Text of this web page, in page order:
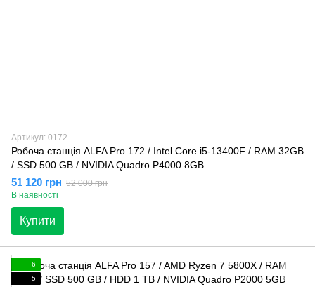
Артикул: 0172
Робоча станція ALFA Pro 172 / Intel Core i5-13400F / RAM 32GB
/ SSD 500 GB / NVIDIA Quadro P4000 8GB
51 120 грн 52 000 грн
В наявності
Купити
6
5